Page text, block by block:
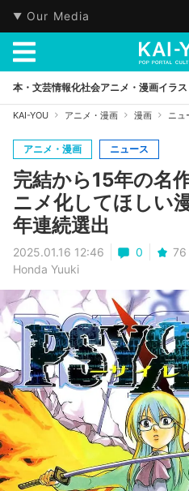
Our Media
本・文芸情報化社会アニメ・漫画イラ
KAI-YOU アニメ・漫画 漫画 ニュ
アニメ・漫画 ニュース
完結から15年の名
ニメ化してほしい
年連続選出
2025.01.16 12:46 0
76
Honda Yuuki